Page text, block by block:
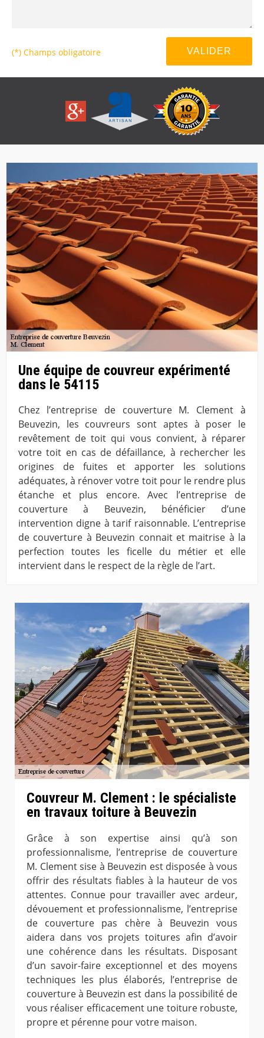
(*) Champs obligatoire
Une équipe de couvreur expérimenté
dans le 54115
Chez l’entreprise de couverture M. Clement à
Beuvezin, les couvreurs sont aptes à poser le
revêtement de toit qui vous convient, à réparer
votre toit en cas de défaillance, à rechercher les
origines de fuites et apporter les solutions
adéquates, à rénover votre toit pour le rendre plus
étanche et plus encore. Avec l’entreprise de
couverture à Beuvezin, bénéficier d’une
intervention digne à tarif raisonnable. L’entreprise
de couverture à Beuvezin connait et maitrise à la
perfection toutes les ficelle du métier et elle
intervient dans le respect de la règle de l’art.
Couvreur M. Clement : le spécialiste
en travaux toiture à Beuvezin
Grâce à son expertise ainsi qu’à son
professionnalisme, l’entreprise de couverture
M. Clement sise à Beuvezin est disposée à vous
offrir des résultats fiables à la hauteur de vos
attentes. Connue pour travailler avec ardeur,
dévouement et professionnalisme, l’entreprise
de couverture pas chère à Beuvezin vous
aidera dans vos projets toitures afin d’avoir
une cohérence dans les résultats. Disposant
d’un savoir-faire exceptionnel et des moyens
techniques les plus élaborés, l’entreprise de
couverture à Beuvezin est dans la possibilité de
vous réaliser efficacement une toiture robuste,
propre et pérenne pour votre maison.